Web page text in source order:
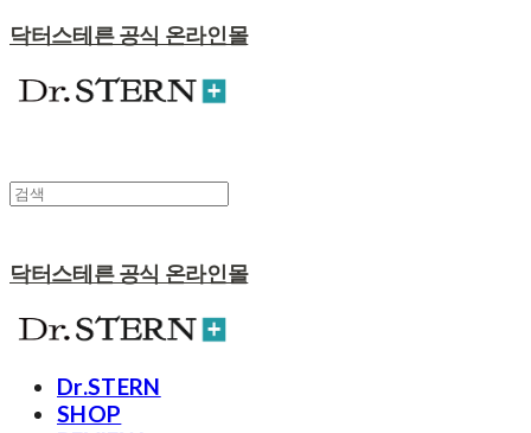
닥터스테른 공식 온라인몰
닥터스테른 공식 온라인몰
Dr.STERN
SHOP